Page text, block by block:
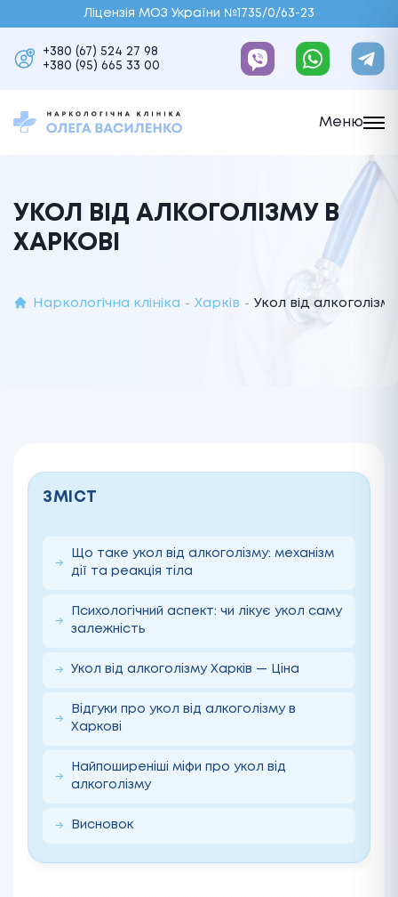
Ліцензія МОЗ України №1735/0/63-23
+380 (67) 524 27 98
+380 (95) 665 33 00
Меню
УКОЛ ВІД АЛКОГОЛІЗМУ В
ХАРКОВІ
Наркологічна клініка - Харків - Укол від
ЗМІСТ
Що таке укол від алкоголізму: механізм
дії та реакція тіла
Психологічний аспект: чи лікує укол саму
залежність
Укол від алкоголізму Харків — Ціна
Відгуки про укол від алкоголізму в
Харкові
Найпоширеніші міфи про укол від
алкоголізму
Висновок